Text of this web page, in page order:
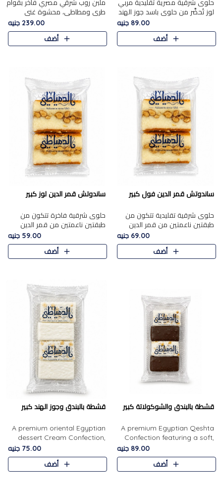
حلوى شرقية مصرية تقليدية مربي
لوز تُحضَّر من حلوى باسد جوز الهند
بقوام طري ومذاق غني، وتُزين
وتغطاه بقطع اللوز الفاخر التي
تضيف لمسة مميزة م..
89.00 جنيه
أضف
ملبن روب شرقي مصري فاخر بقوام
طري ومطاطي، محشوة غني
بسخاء بقطع عين الجمل واللوز
الفاخر التي تضيف قرمشة مميزة
ومرضية ونكهة ناتي غنية في كل
239.00 جنيه
أضف
ساندوتش قمر الدين فول كبير
حلوى شرقية تقليدية تتكون من
طبقتين ناعمتين من قمر الدين
الفاخر، تتوسطهما حشوة غنية من
الفول السوداني المحمص، لتجمع
بين حلاوة المشمش الطبيعية..
69.00 جنيه
أضف
ساندوتش قمر الدين لوز كبير
حلوى شرقية فاخرة تتكون من
طبقتين ناعمتين من قمر الدين
الفاخر، تتوسطهما حشوة غنية من
اللوز المحمص لتمنح مزيجًا متوازنًا
من النعومة والقرمشة. ..
59.00 جنيه
أضف
قشطة بالبندق والشوكولاتة كبير
A premium Egyptian Qeshta
Confection featuring a soft,
creamy texture paired with a
rich layer of premium
chocolate and the distinctive
89.00 جنيه
أضف
قشطة بالبندق وجوز الهند كبير
A premium oriental Egyptian
dessert Cream Confection,
featuring a soft, creamy
texture and the distinctive
flavor of roasted hazelnuts.
75.00 جنيه
أضف